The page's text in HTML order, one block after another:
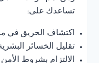
تساعدك على:
اكتشاف الحريق في
تقليل الخسائر
الالتزام بشروط